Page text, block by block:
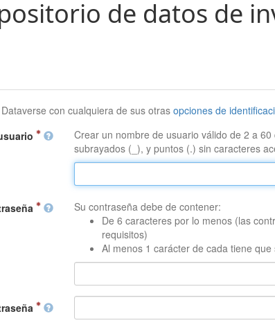
de datos de
con cualquiera de sus otrasopciones de
Crear un nombre de usuario válido de 2 a
subrayados (_), y puntos (.) sin caracteres
Su contraseña debe de contener:
De 6 caracteres por lo menos (las
requisitos)
Al menos 1 carácter de cada tiene